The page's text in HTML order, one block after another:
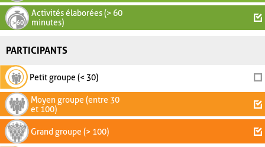
Activités élaborées (> 60
minutes)
PARTICIPANTS
Petit groupe (< 30)
Moyen groupe (entre 30
et 100)
Grand groupe (> 100)